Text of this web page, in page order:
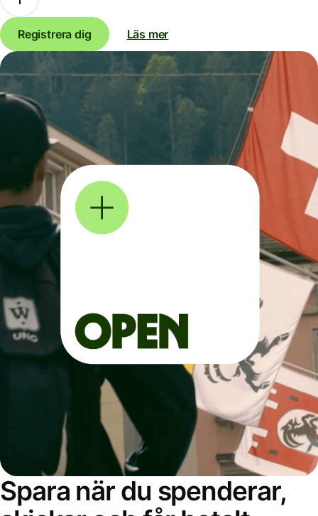
Registrera dig Läs mer
Spara när du spenderar,